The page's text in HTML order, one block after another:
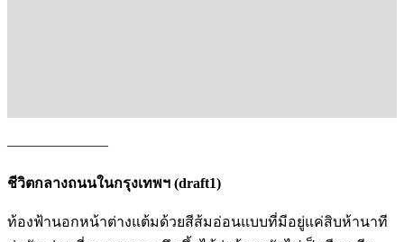
———————
ชีวิตกลางถนนในกรุงเทพฯ (draft1)
ท้องฟ้านอกหน้าต่างแต้มด้วยสีส้มอ่อนแบบที่มีอยู่แค่สิบห้านาที